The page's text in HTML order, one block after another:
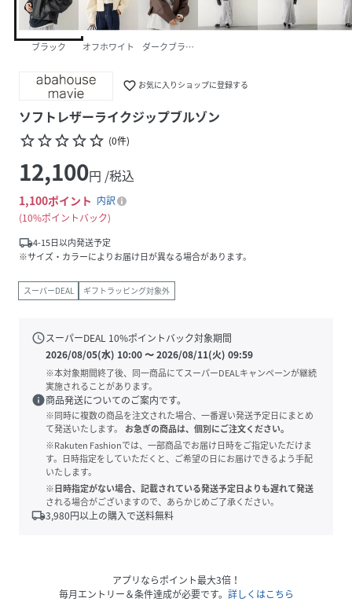
ブラック オフホワイト ダークブラウン
favorite_border お気に入りショップに登録する
ソフトレザーライクジップブルゾン
star_borderstar_borderstar_borderstar_borderstar_border (0件)
12,100円 /税込
1,100ポイント 内訳
10%ポイントバック
local_shipping4-15日以内発送予定
※サイズ・カラーによりお届け日が異なる場合があります。
スーパーDEAL ギフトラッピング対象外
scheduleスーパーDEAL 10%ポイントバック対象期間
2026/08/05(水) 10:00〜2026/08/11(火) 09:59
※本対象期間終了後、同一商品にてスーパーDEALキャンペーンが継続
実施されることがあります。
info商品発送についてのご案内です。
※同時に複数の商品を注文された場合、一番遅い発送予定日にまとめ
て発送いたします。
お急ぎの商品は、個別にご注文ください。
※Rakuten Fashionでは、一部商品でお届け日時をご指定いただけま
す。日時指定をしていただくと、ご希望の日にお届けできるよう手配
いたします。
※日時指定がない場合、記載されている発送予定日よりも遅れて発送
される場合がございますので、あらかじめご了承ください。
local_shipping3,980円以上の購入で送料無料
アプリならポイント最大3倍！
毎月エントリー＆条件達成が必要です。 詳しくはこちら